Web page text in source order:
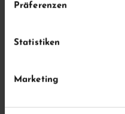
Präferenzen
Statistiken
Marketing